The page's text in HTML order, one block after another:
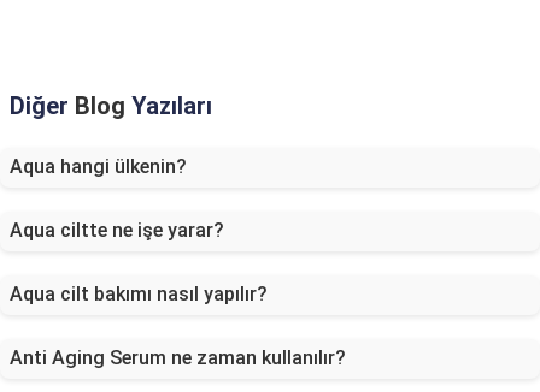
Diğer Blog Yazıları
Aqua hangi ülkenin?
Aqua ciltte ne işe yarar?
Aqua cilt bakımı nasıl yapılır?
Anti Aging Serum ne zaman kullanılır?